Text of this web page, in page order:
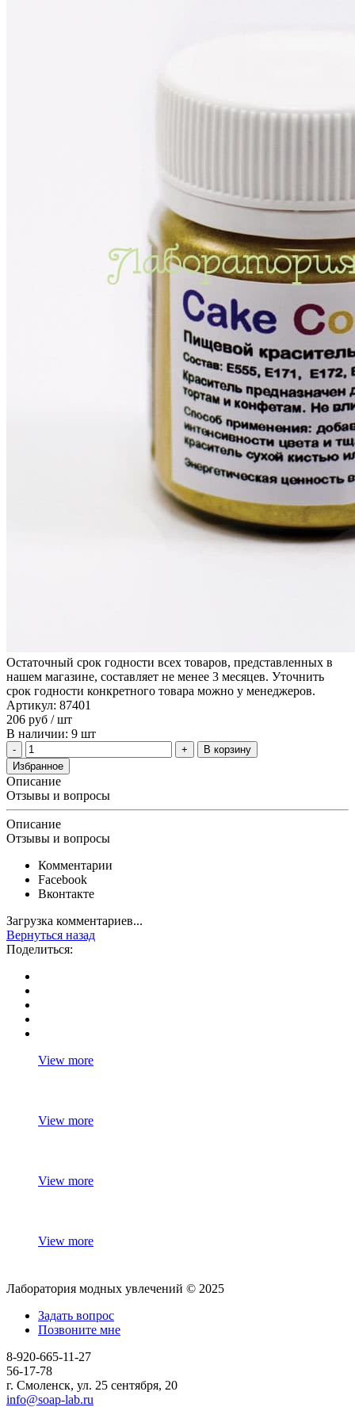
Остаточный срок годности всех товаров, представленных в
нашем магазине, составляет не менее 3 месяцев. Уточнить
срок годности конкретного товара можно у менеджеров.
Артикул: 87401
206 руб / шт
В наличии: 9 шт
В корзину
Избранное
Описание
Отзывы и вопросы
Описание
Отзывы и вопросы
Комментарии
Facebook
Вконтакте
Загрузка комментариев...
Вернуться назад
Поделиться:
View more
View more
View more
View more
Лаборатория модных увлечений © 2025
Задать вопрос
Позвоните мне
8-920-665-11-27
56-17-78
г. Смоленск, ул. 25 сентября, 20
info@soap-lab.ru